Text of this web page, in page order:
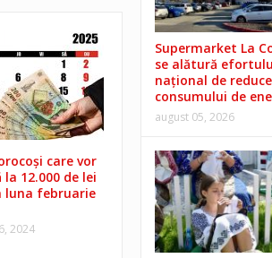
care vor
12.000 de lei
luna februarie
2024
Supermarket La
se alătură
național de
consumului de
august 05, 2026